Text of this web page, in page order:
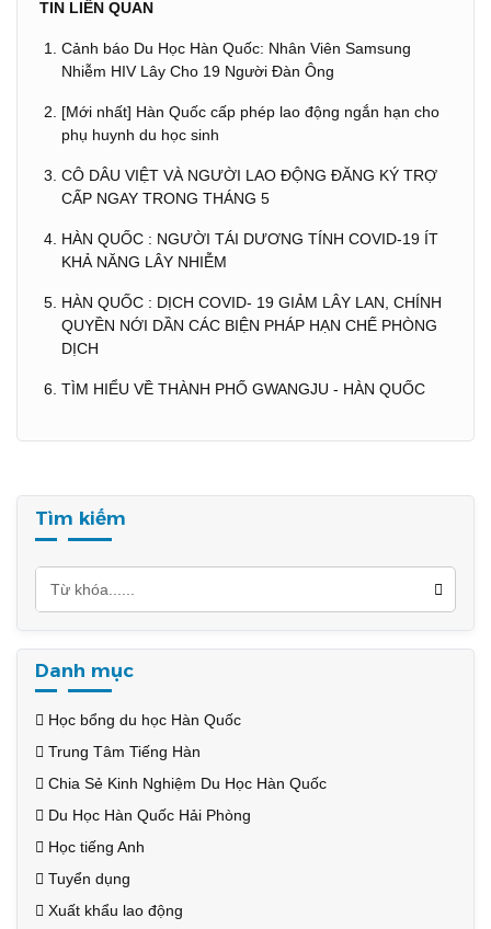
TIN LIÊN QUAN
Cảnh báo Du Học Hàn Quốc: Nhân Viên Samsung
Nhiễm HIV Lây Cho 19 Người Đàn Ông
[Mới nhất] Hàn Quốc cấp phép lao động ngắn hạn cho
phụ huynh du học sinh
CÔ DÂU VIỆT VÀ NGƯỜI LAO ĐỘNG ĐĂNG KÝ TRỢ
CẤP NGAY TRONG THÁNG 5
HÀN QUỐC : NGƯỜI TÁI DƯƠNG TÍNH COVID-19 ÍT
KHẢ NĂNG LÂY NHIỄM
HÀN QUỐC : DỊCH COVID- 19 GIẢM LÂY LAN, CHÍNH
QUYỀN NỚI DẦN CÁC BIỆN PHÁP HẠN CHẾ PHÒNG
DỊCH
TÌM HIỂU VỀ THÀNH PHỐ GWANGJU - HÀN QUỐC
Tìm kiếm
Danh mục
Học bổng du học Hàn Quốc
Trung Tâm Tiếng Hàn
Chia Sẻ Kinh Nghiệm Du Học Hàn Quốc
Du Học Hàn Quốc Hải Phòng
Học tiếng Anh
Tuyển dụng
Xuất khẩu lao động